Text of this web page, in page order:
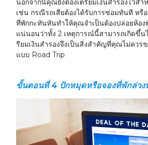
นอกจากนี้คุณยังต้องเตรียมเงินสำรองไว้ส
เช่น กรณีรถเสียต้องได้รับการซ่อมทันที หรื
ที่พักกะทันหันทำให้คุณจำเป็นต้องปล่อยห้อง
แน่นอนว่าทั้ง 2 เหตุการณ์นี้สามารถเกิดขึ้น
รียมเงินสำรองจึงเป็นสิ่งสำคัญที่คุณไม่ควร
แบบ Road Trip
ขั้นตอนที่ 4 ปักหมุดหรือจองที่พักล่วง